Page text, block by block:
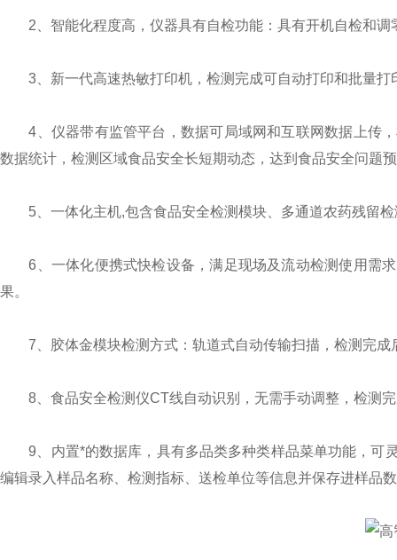
2、智能化程度高，仪器具有自检功能：具有开机自检和调
3、新一代高速热敏打印机，检测完成可自动打印和批量打
4、仪器带有监管平台，数据可局域网和互联网数据上传，
数据统计，检测区域食品安全长短期动态，达到食品安全问题
5、一体化主机,包含食品安全检测模块、多通道农药残留检
6、一体化便携式快检设备，满足现场及流动检测使用需求
果。
7、胶体金模块检测方式：轨道式自动传输扫描，检测完成
8、食品安全检测仪CT线自动识别，无需手动调整，检测完
9、内置*的数据库，具有多品类多种类样品菜单功能，可
编辑录入样品名称、检测指标、送检单位等信息并保存进样品